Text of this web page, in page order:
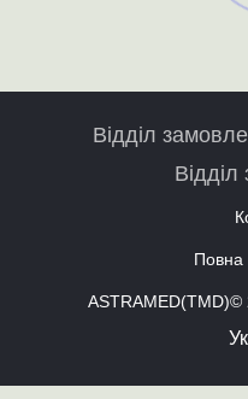
Відділ
Повна
ASTRAMED(TMD)©